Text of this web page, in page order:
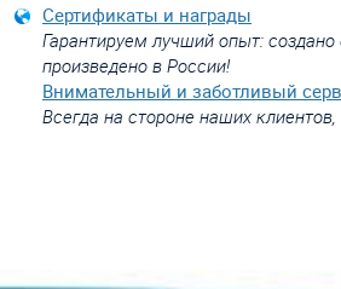
Сертификаты и награды
Гарантируем лучший опыт:
произведено в России!
Внимательный и заботливый
Всегда на стороне наших